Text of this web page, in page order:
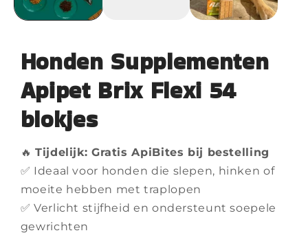
Honden Supplementen
Apipet Brix Flexi 54
blokjes
🔥Tijdelijk: Gratis ApiBites bij bestelling
✅ Ideaal voor honden die slepen, hinken of
moeite hebben met traplopen
✅ Verlicht stijfheid en ondersteunt soepele
gewrichten